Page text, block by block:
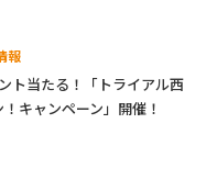
報
ト当たる！「トライアル西
キャンペーン」開催！